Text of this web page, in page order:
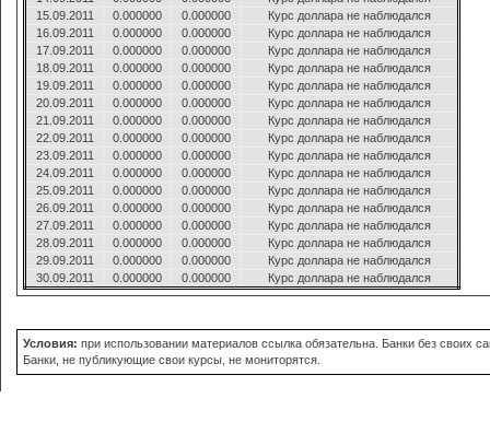
15.09.2011
0.000000 0.000000
Курс доллара не наблюдался
16.09.2011
0.000000 0.000000
Курс доллара не наблюдался
17.09.2011
0.000000 0.000000
Курс доллара не наблюдался
18.09.2011
0.000000 0.000000
Курс доллара не наблюдался
19.09.2011
0.000000 0.000000
Курс доллара не наблюдался
20.09.2011
0.000000 0.000000
Курс доллара не наблюдался
21.09.2011
0.000000 0.000000
Курс доллара не наблюдался
22.09.2011
0.000000 0.000000
Курс доллара не наблюдался
23.09.2011
0.000000 0.000000
Курс доллара не наблюдался
24.09.2011
0.000000 0.000000
Курс доллара не наблюдался
25.09.2011
0.000000 0.000000
Курс доллара не наблюдался
26.09.2011
0.000000 0.000000
Курс доллара не наблюдался
27.09.2011
0.000000 0.000000
Курс доллара не наблюдался
28.09.2011
0.000000 0.000000
Курс доллара не наблюдался
29.09.2011
0.000000 0.000000
Курс доллара не наблюдался
30.09.2011
0.000000 0.000000 Курс доллара не наблюдался
Условия: при использовании материалов ссылка обязательна. Банки без своих
Банки, не публикующие свои курсы, не мониторятся.